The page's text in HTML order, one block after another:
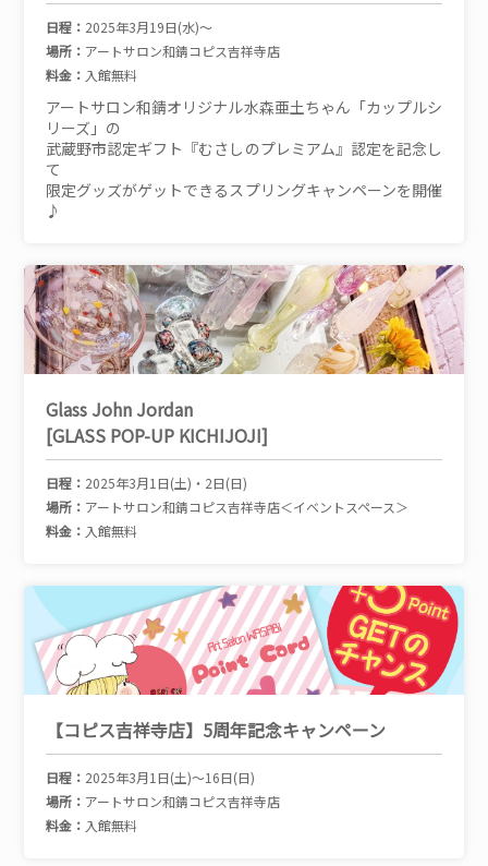
日程： 2025年3月19日(水)～
場所： アートサロン和錆コピス吉祥寺店
料金： 入館無料
アートサロン和錆オリジナル水森亜土ちゃん「カップルシ
リーズ」の
武蔵野市認定ギフト『むさしのプレミアム』認定を記念し
て
限定グッズがゲットできるスプリングキャンペーンを開催
♪
Glass John Jordan
[GLASS POP-UP KICHIJOJI]
日程： 2025年3月1日(土)・2日(日)
場所： アートサロン和錆コピス吉祥寺店＜イベントスペース＞
料金： 入館無料
【コピス吉祥寺店】5周年記念キャンペーン
日程： 2025年3月1日(土)～16日(日)
場所： アートサロン和錆コピス吉祥寺店
料金： 入館無料